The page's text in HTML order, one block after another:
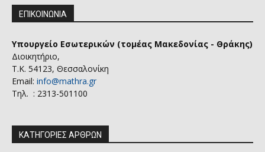
ΕΠΙΚΟΙΝΩΝΙΑ
Υπουργείο Εσωτερικών (τομέας Μακεδονίας - Θράκης)
Διοικητήριο,
Τ.Κ. 54123, Θεσσαλονίκη
Email: info@mathra.gr
Τηλ. : 2313-501100
ΚΑΤΗΓΟΡΙΕΣ ΑΡΘΡΩΝ